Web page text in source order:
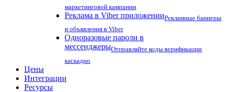
маркетинговой кампании
Реклама в Viber приложенииРекламные баннеры
и объявления в Viber
Одноразовые пароли в
мессенджерыОтправляйте коды верификации
каскадно
Цены
Интеграции
Ресурсы